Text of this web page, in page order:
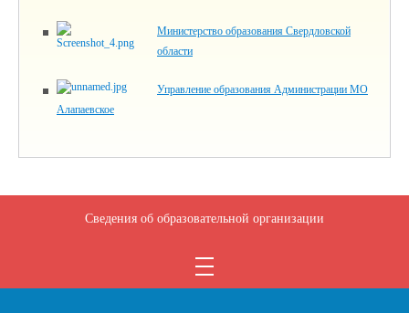
Министерство образования Свердловской
области
Управление образования Администрации МО
Алапаевское
Сведения об образовательной организации